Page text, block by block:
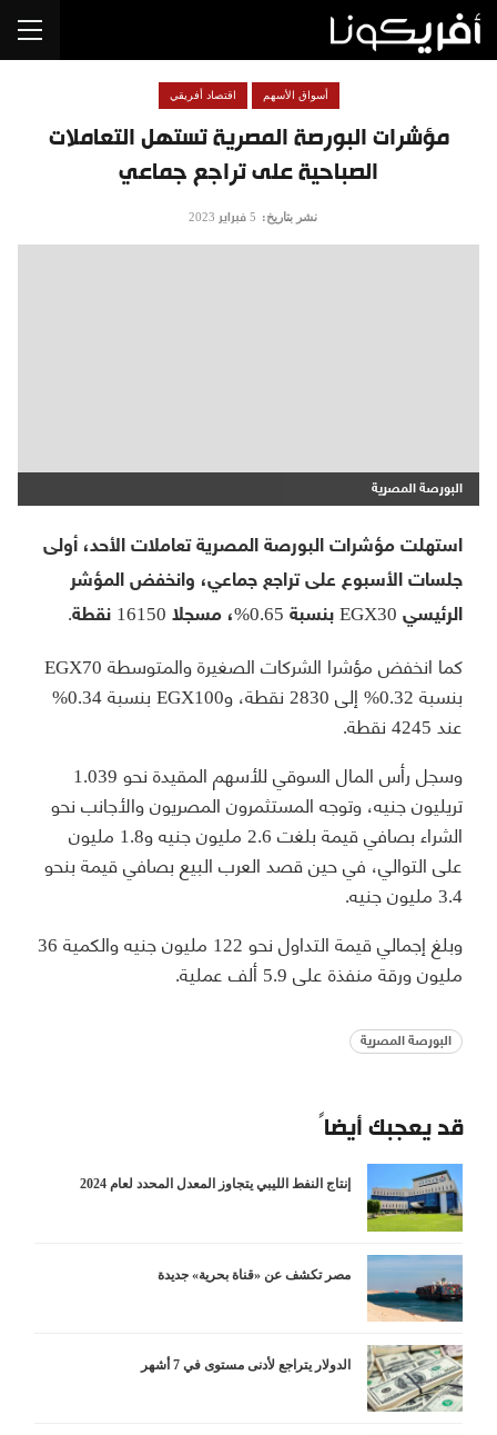
مؤشرات البورصة المصرية تستهل التعاملات
الصباحية على تراجع جماعي
أسواق الأسهم اقتصاد أفريقي
نشر بتاريخ: 5 فبراير 2023
البورصة المصرية
استهلت مؤشرات البورصة المصرية تعاملات الأحد، أولى
جلسات الأسبوع على تراجع جماعي، وانخفض المؤشر
الرئيسي EGX30 بنسبة 0.65%، مسجلا 16150 نقطة.
كما انخفض مؤشرا الشركات الصغيرة والمتوسطة EGX70
بنسبة 0.32% إلى 2830 نقطة، وEGX100 بنسبة 0.34%
عند 4245 نقطة.
وسجل رأس المال السوقي للأسهم المقيدة نحو 1.039
تريليون جنيه، وتوجه المستثمرون المصريون والأجانب نحو
الشراء بصافي قيمة بلغت 2.6 مليون جنيه و1.8 مليون
على التوالي، في حين قصد العرب البيع بصافي قيمة بنحو
3.4 مليون جنيه.
وبلغ إجمالي قيمة التداول نحو 122 مليون جنيه والكمية 36
مليون ورقة منفذة على 5.9 ألف عملية.
البورصة المصرية
قد يعجبك أيضاً
إنتاج النفط الليبي يتجاوز المعدل المحدد لعام 2024
مصر تكشف عن «قناة بحرية» جديدة
الدولار يتراجع لأدنى مستوى في 7 أشهر